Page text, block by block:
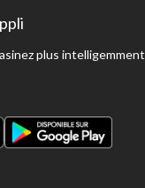
plus intelligemment